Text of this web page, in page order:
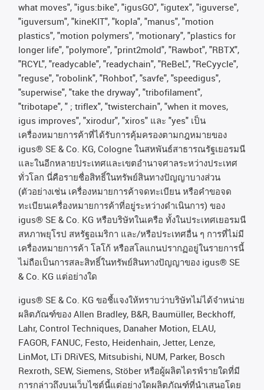
what moves", "igus:bike", "igusGO", "igutex", "iguverse",
"iguversum", "kineKIT", "kopla", "manus", "motion
plastics", "motion polymers", "motionary", "plastics for
longer life", "polymore", "print2mold", "Rawbot", "RBTX",
"RCYL", "readycable", "readychain", "ReBeL", "ReCyycle",
"reguse", "robolink", "Rohbot", "savfe", "speedigus",
"superwise", "take the dryway", "tribofilament",
"tribotape", " ; triflex", "twisterchain", "when it moves,
igus improves", "xirodur", "xiros" และ "yes" เป็น
เครื่องหมายการค้าที่ได้รับการคุ้มครองตามกฎหมายของ
igus® SE & Co. KG, Cologne ในสหพันธ์สาธารณรัฐเยอรมนี
และในอีกหลายประเทศและเขตอํานาจศาลระหว่างประเทศ
ทั่วโลก นี่คือรายชื่อสิทธิ์ในทรัพย์สินทางปัญญาบางส่วน
(ตัวอย่างเช่น เครื่องหมายการค้าจดทะเบียน หรือคำขอจด
ทะเบียนเครื่องหมายการค้าที่อยู่ระหว่างดำเนินการ) ของ
igus® SE & Co. KG หรือบริษัทในเครือ ทั้งในประเทศเยอรมนี
สหภาพยุโรป สหรัฐอเมริกา และ/หรือประเทศอื่น ๆ การที่ไม่มี
เครื่องหมายการค้า โลโก้ หรือสโลแกนปรากฏอยู่ในรายการนี้
ไม่ถือเป็นการสละสิทธิ์ในทรัพย์สินทางปัญญาของ igus® SE
& Co. KG แต่อย่างใด
igus® SE & Co. KG ขอชี้แจงให้ทราบว่าบริษัทไม่ได้จําหน่าย
ผลิตภัณฑ์ของ Allen Bradley, B&R, Baumüller, Beckhoff,
Lahr, Control Techniques, Danaher Motion, ELAU,
FAGOR, FANUC, Festo, Heidenhain, Jetter, Lenze,
LinMot, LTi DRiVES, Mitsubishi, NUM, Parker, Bosch
Rexroth, SEW, Siemens, Stöber หรือผู้ผลิตไดรฟ์รายใดที่มี
การกล่าวถึงบนเว็บไซต์นี้แต่อย่างใดผลิตภัณฑ์ที่นําเสนอโดย